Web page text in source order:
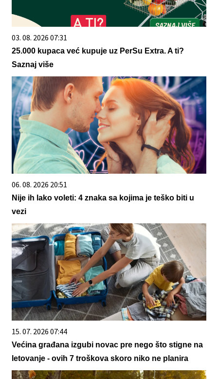
03. 08. 2026 07:31
25.000 kupaca već kupuje uz PerSu Extra. A ti?
Saznaj više
06. 08. 2026 20:51
Nije ih lako voleti: 4 znaka sa kojima je teško biti u
vezi
15. 07. 2026 07:44
Većina građana izgubi novac pre nego što stigne na
letovanje - ovih 7 troškova skoro niko ne planira